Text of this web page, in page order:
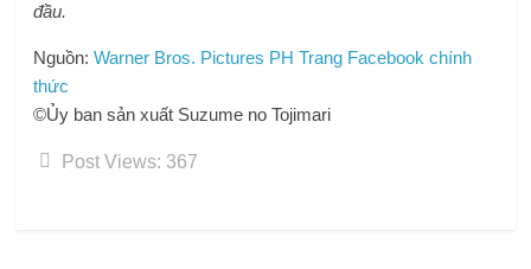
đầu.
Nguồn:Warner Bros. Pictures PH Trang Facebook chính
thức
©Ủy ban sản xuất Suzume no Tojimari
Post Views: 367